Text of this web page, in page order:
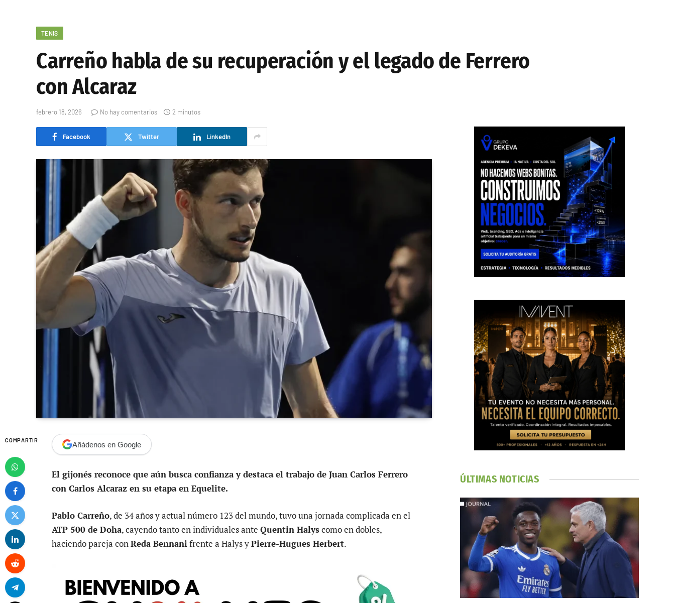
TENIS
Carreño habla de su recuperación y el legado de Ferrero
con Alcaraz
febrero 18, 2026 No hay comentarios 2 minutos
Facebook Twitter LinkedIn
COMPARTIR Añádenos en Google
El gijonés reconoce que aún busca confianza y destaca el trabajo de Juan Carlos Ferrero
con Carlos Alcaraz en su etapa en Equelite.
Pablo Carreño, de 34 años y actual número 123 del mundo, tuvo una jornada complicada en el
ATP 500 de Doha, cayendo tanto en individuales ante Quentin Halyscomo en dobles,
haciendo pareja conReda Bennanifrente a Halys yPierre-Hugues Herbert.
ÚLTIMAS NOTICIAS